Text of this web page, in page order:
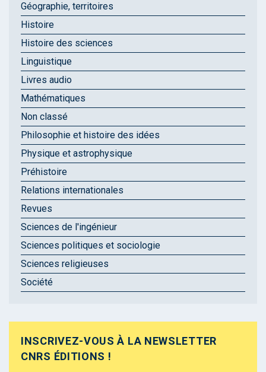
Géographie, territoires
Histoire
Histoire des sciences
Linguistique
Livres audio
Mathématiques
Non classé
Philosophie et histoire des idées
Physique et astrophysique
Préhistoire
Relations internationales
Revues
Sciences de l'ingénieur
Sciences politiques et sociologie
Sciences religieuses
Société
INSCRIVEZ-VOUS À LA NEWSLETTER
CNRS ÉDITIONS !